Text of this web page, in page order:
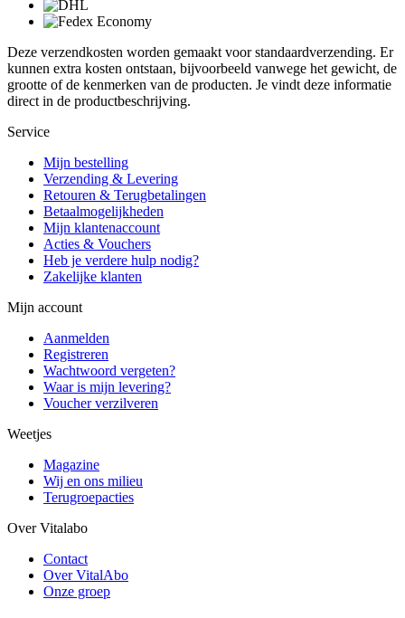
Deze verzendkosten worden gemaakt voor standaardverzending. Er
kunnen extra kosten ontstaan, bijvoorbeeld vanwege het gewicht, de
grootte of de kenmerken van de producten. Je vindt deze informatie
direct in de productbeschrijving.
Service
Mijn bestelling
Verzending & Levering
Retouren & Terugbetalingen
Betaalmogelijkheden
Mijn klantenaccount
Acties & Vouchers
Heb je verdere hulp nodig?
Zakelijke klanten
Mijn account
Aanmelden
Registreren
Wachtwoord vergeten?
Waar is mijn levering?
Voucher verzilveren
Weetjes
Magazine
Wij en ons milieu
Terugroepacties
Over Vitalabo
Contact
Over VitalAbo
Onze groep